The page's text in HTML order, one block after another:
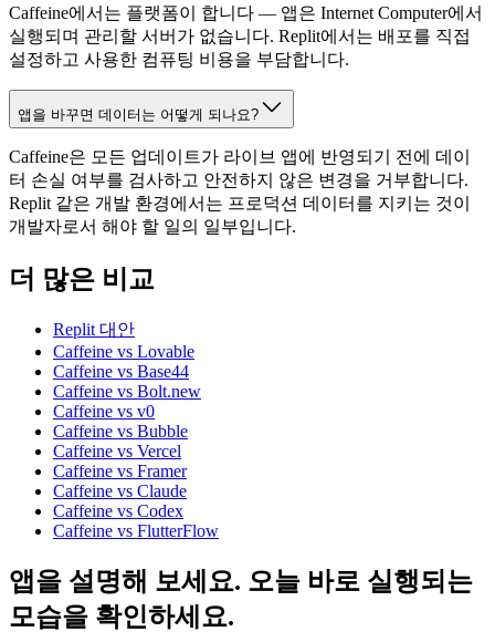
Caffeine에서는 플랫폼이 합니다 — 앱은 Internet Computer에서
실행되며 관리할 서버가 없습니다. Replit에서는 배포를 직접
설정하고 사용한 컴퓨팅 비용을 부담합니다.
앱을 바꾸면 데이터는 어떻게 되나요?
Caffeine은 모든 업데이트가 라이브 앱에 반영되기 전에 데이
터 손실 여부를 검사하고 안전하지 않은 변경을 거부합니다.
Replit 같은 개발 환경에서는 프로덕션 데이터를 지키는 것이
개발자로서 해야 할 일의 일부입니다.
더 많은 비교
Replit 대안
Caffeine vs Lovable
Caffeine vs Base44
Caffeine vs Bolt.new
Caffeine vs v0
Caffeine vs Bubble
Caffeine vs Vercel
Caffeine vs Framer
Caffeine vs Claude
Caffeine vs Codex
Caffeine vs FlutterFlow
앱을 설명해 보세요. 오늘 바로 실행되는
모습을 확인하세요.